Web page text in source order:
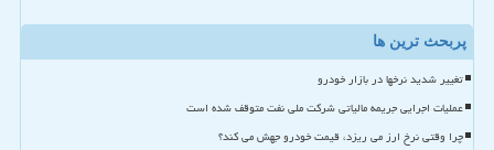
پربحث ترین ها
تغییر شدید نرخها در بازار خودرو
عملیات اجرایی جریمه مالیاتی شرکت ملی نفت متوقف شده است
چرا وقتی نرخ ارز می ریزد، قیمت خودرو جهش می کند؟